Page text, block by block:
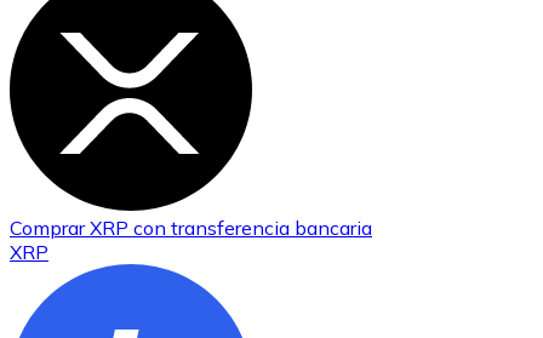
ComprarXRP con transferencia bancaria
XRP